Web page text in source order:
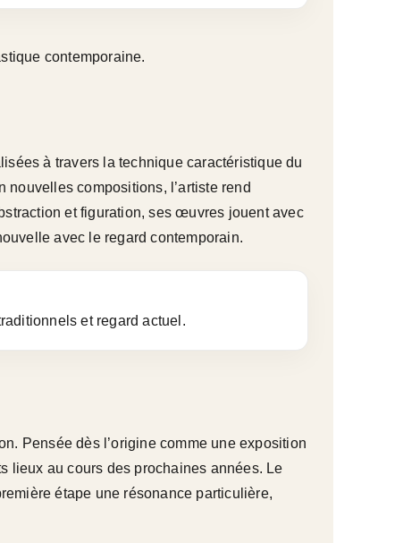
contemporaine.
à travers la technique caractéristique du
nouvelles compositions, l’artiste rend
et figuration, ses œuvres jouent avec
avec le regard contemporain.
et regard actuel.
Pensée dès l’origine comme une exposition
lieux au cours des prochaines années. Le
étape une résonance particulière,